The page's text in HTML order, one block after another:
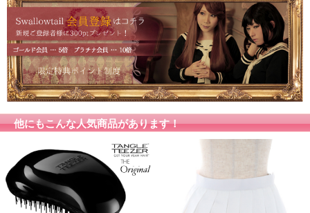
37.8cm 39cm 40.2cm
袖丈 57.5cm 59cm 60.5cm 62cm
天巾 11cm 11cm 11cm 11cm
袖幅 16cm 17cm 18cm 19cm
裾口幅（ぐるり） 86cm 91cm
アームホール 20cm 23cm
素材 表地ポリエステル100％裏地ポリエステル100％
商品特徴 アイロンを当てる際は、低温で当て布をご使用下さい。
他にもこんな人気商品があります！